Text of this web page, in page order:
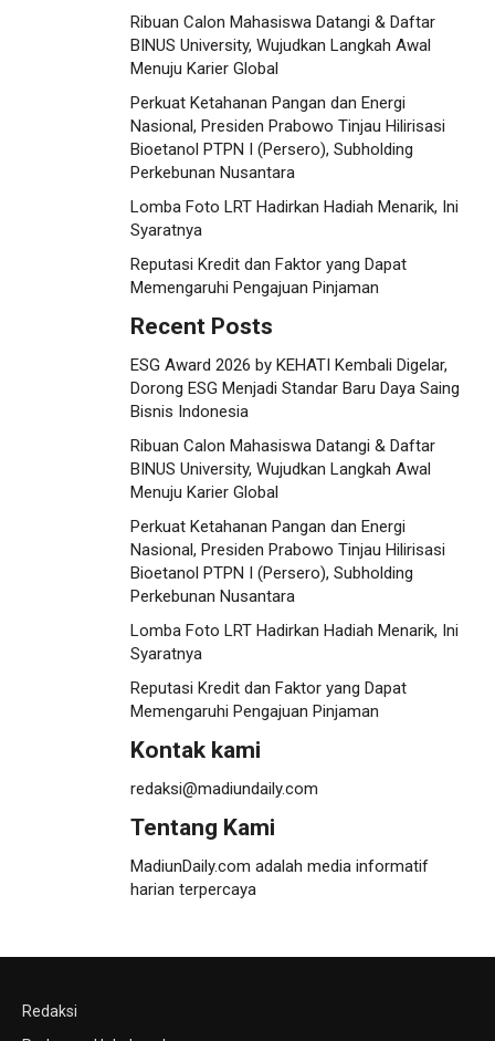
Ribuan Calon Mahasiswa Datangi & Daftar
BINUS University, Wujudkan Langkah Awal
Menuju Karier Global
Perkuat Ketahanan Pangan dan Energi
Nasional, Presiden Prabowo Tinjau Hilirisasi
Bioetanol PTPN I (Persero), Subholding
Perkebunan Nusantara
Lomba Foto LRT Hadirkan Hadiah Menarik, Ini
Syaratnya
Reputasi Kredit dan Faktor yang Dapat
Memengaruhi Pengajuan Pinjaman
Recent Posts
ESG Award 2026 by KEHATI Kembali Digelar,
Dorong ESG Menjadi Standar Baru Daya Saing
Bisnis Indonesia
Ribuan Calon Mahasiswa Datangi & Daftar
BINUS University, Wujudkan Langkah Awal
Menuju Karier Global
Perkuat Ketahanan Pangan dan Energi
Nasional, Presiden Prabowo Tinjau Hilirisasi
Bioetanol PTPN I (Persero), Subholding
Perkebunan Nusantara
Lomba Foto LRT Hadirkan Hadiah Menarik, Ini
Syaratnya
Reputasi Kredit dan Faktor yang Dapat
Memengaruhi Pengajuan Pinjaman
Kontak kami
redaksi@madiundaily.com
Tentang Kami
MadiunDaily.com adalah media informatif
harian terpercaya
Redaksi